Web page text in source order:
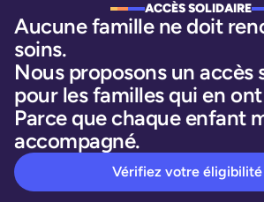
ACCÈS SOLIDAIRE
Aucune famille ne doit
soins.
Nous proposons un accès
pour les familles qui en
Parce que chaque enfant
accompagné.
Vérifiez votre éligibilité